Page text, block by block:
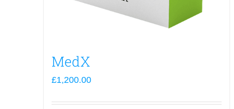
MedX
£1,200.00